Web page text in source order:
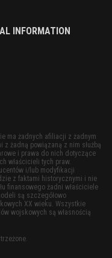
INFORMATION
ma żadnych afiliacji z żadnym
z żadną powiązaną z nim służbą
i prawa do nich dotyczące
właścicieli tych praw.
i/lub modyfikacji
z faktami historycznymi i nie
finansowego żadni właściciele
są szczegółowo
XX wieku. Wszystkie
wojskowych są własnością